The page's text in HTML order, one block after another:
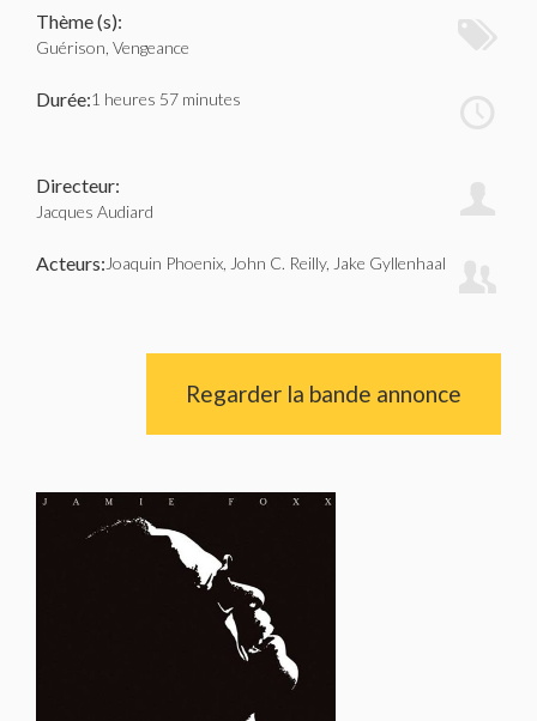
Thème (s):
Guérison, Vengeance
Durée:1 heures 57 minutes
Directeur:
Jacques Audiard
Acteurs: Joaquin Phoenix, John C. Reilly, Jake Gyllenhaal
Regarder la bande annonce